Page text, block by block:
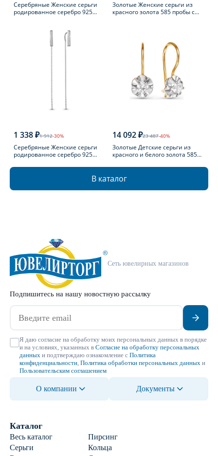
Серебряные Женские серьги
родированное серебро 925
Золотые Женские серьги из
красного золота 585 пробы с
1 338 ₽1 912-30%
Серебряные Женские серьги
родированное серебро 925
14 092 ₽23 487-40%
Золотые Детские серьги из
красного и белого золота 585
В каталог
Сеть ювелирных магазинов
Подпишитесь на нашу новостную рассылку
Я даю согласие на обработку моих персональных данных в порядке
и на условиях, указанных в Согласие на обработку персональных
данных и подтверждаю ознакомление с Политика
конфиденциальности Политика обработки персональных данных и
Пользовательским соглашением
О компании Документы
Каталог
Весь каталог
Пирсинг
Серьги
Кольца